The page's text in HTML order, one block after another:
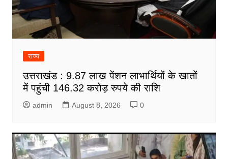
राज्य
उत्तराखंड : 9.87 लाख पेंशन लाभार्थियों के खातों
में पहुंची 146.32 करोड़ रुपये की राशि
admin August 8, 2026 0